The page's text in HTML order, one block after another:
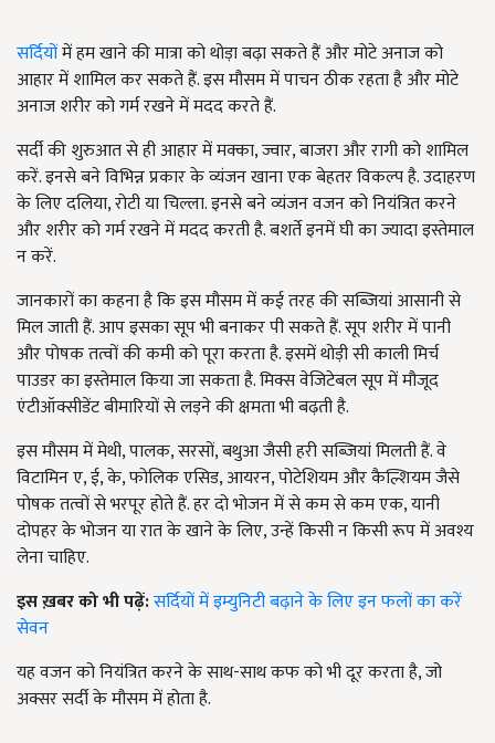
सर्दियोंमें हम खाने की मात्रा को थोड़ा बढ़ा सकते हैं और मोटे अनाज को
आहार में शामिल कर सकते हैं. इस मौसम में पाचन ठीक रहता है और मोटे
अनाज शरीर को गर्म रखने में मदद करते हैं.
सर्दी की शुरुआत से ही आहार में मक्का, ज्वार, बाजरा और रागी को शामिल
करें. इनसे बने विभिन्न प्रकार के व्यंजन खाना एक बेहतर विकल्प है. उदाहरण
के लिए दलिया, रोटी या चिल्ला. इनसे बने व्यंजन वजन को नियंत्रित करने
और शरीर को गर्म रखने में मदद करती है. बशर्ते इनमें घी का ज्यादा इस्तेमाल
न करें.
जानकारों का कहना है कि इस मौसम में कई तरह की सब्जियां आसानी से
मिल जाती हैं. आप इसका सूप भी बनाकर पी सकते हैं. सूप शरीर में पानी
और पोषक तत्वों की कमी को पूरा करता है. इसमें थोड़ी सी काली मिर्च
पाउडर का इस्तेमाल किया जा सकता है. मिक्स वेजिटेबल सूप में मौजूद
एंटीऑक्सीडेंट बीमारियों से लड़ने की क्षमता भी बढ़ती है.
इस मौसम में मेथी, पालक, सरसों, बथुआ जैसी हरी सब्जियां मिलती हैं. वे
विटामिन ए, ई, के, फोलिक एसिड, आयरन, पोटेशियम और कैल्शियम जैसे
पोषक तत्वों से भरपूर होते हैं. हर दो भोजन में से कम से कम एक, यानी
दोपहर के भोजन या रात के खाने के लिए, उन्हें किसी न किसी रूप में अवश्य
लेना चाहिए.
इस ख़बर को भी पढ़ें:सर्दियों में इम्युनिटी बढ़ाने के लिए इन फलों का करें
सेवन
यह वजन को नियंत्रित करने के साथ-साथ कफ को भी दूर करता है, जो
अक्सर सर्दी के मौसम में होता है.